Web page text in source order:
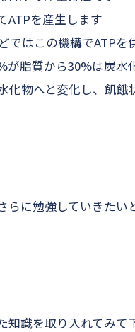
ATPを産生します
ではこの機構でATPを
が脂質から30%は炭水
化物へと変化し、飢
に勉強していきたい
識を取り入れてみて